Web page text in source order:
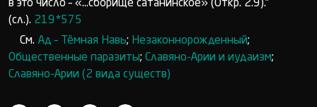
в это число – «...сборище сатанинское» (Откр. 2.9).”
(сл.). 219*575
См. Ад – Тёмная Навь; Незаконнорожденный;
Общественные паразиты; Славяно-Арии и иудаизм;
Славяно-Арии (2 вида существ)